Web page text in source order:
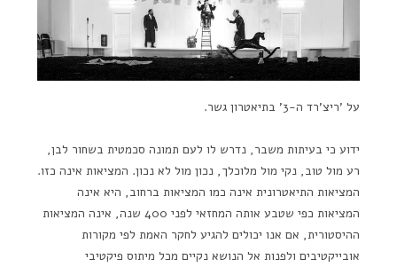
על 'ריצ'רד ה-3' בתיאטרון גשר.
ידוע כי בעיתות משבר, נדרש לו לעם תמונה סכמטית בשחור לבן,
רע מול טוב, נקי מול מלוכלך, נכון מול לא נכון. המציאות אינה כזו.
המציאות התיאטרונית אינה כמו המציאות ברחוב, היא אינה
המציאות כפי שטבע אותה המחזאי לפני 400 שנה, אינה המציאות
ההיסטורית, אם אנו יכולים להגיע לחקר האמת לפי מקורות
אובייקטיבים ולפנות אל הנושא נקיים מכל מיתוס פיקטיבי